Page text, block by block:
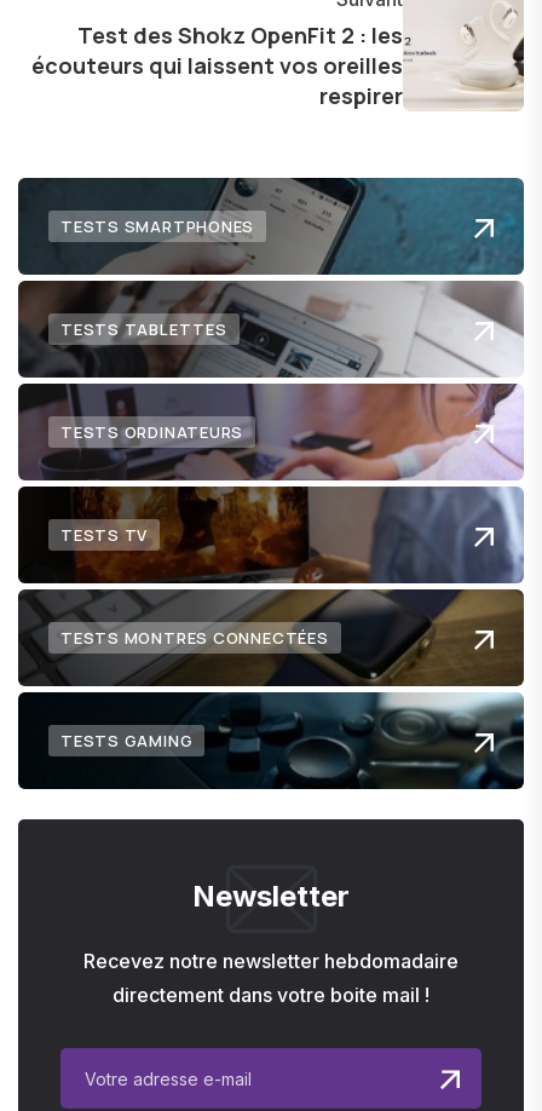
Test des Shokz OpenFit 2 : les
écouteurs qui laissent vos oreilles
respirer
TESTS SMARTPHONES
TESTS TABLETTES
TESTS ORDINATEURS
TESTS TV
TESTS MONTRES CONNECTÉES
TESTS GAMING
Newsletter
Recevez notre newsletter hebdomadaire
directement dans votre boite mail !